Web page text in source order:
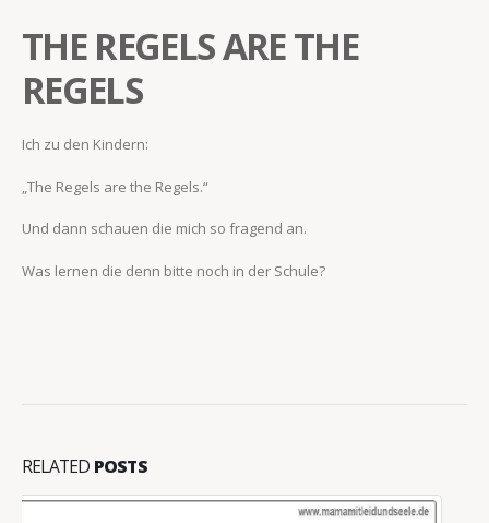
THE REGELS ARE THE
REGELS
Ich zu den Kindern:
„The Regels are the Regels.“
Und dann schauen die mich so fragend an.
Was lernen die denn bitte noch in der Schule?
RELATED POSTS